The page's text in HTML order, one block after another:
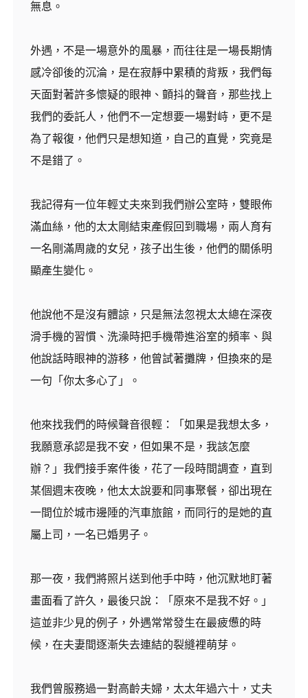
無息。
外遇，不是一場意外的風暴，而往往是一場長期情
感冷卻後的沉淪，是在寂靜中累積的背叛，我們每
天面對著許多懷疑的眼神、顫抖的聲音，那些找上
我們的委託人，他們不一定想要一場對峙，更不是
為了報復，他們只是想知道，自己的直覺，究竟是
不是錯了。
我記得有一位年輕丈夫來到我們辦公室時，雙眼佈
滿血絲，他的太太剛結束產假回到職場，兩人育有
一名剛滿周歲的女兒，孩子出生後，他們的關係明
顯產生變化。
他說他不是沒有體諒，只是無法忽視太太總在深夜
滑手機的習慣、洗澡時把手機帶進浴室的頻率、與
他說話時眼神的游移，他曾試著攤牌，但換來的是
一句「你太多心了」。
他來找我們的時候聲音很輕：「如果是我想太多，
我願意承認是我不安，但如果不是，我該怎麼
辦？」我們接手案件後，花了一段時間調查，直到
某個週末夜晚，他太太說要和同事聚餐，卻出現在
一間位於城市邊陲的汽車旅館，而同行的是她的直
屬上司，一名已婚男子。
那一夜，我們將照片送到他手中時，他沉默地盯著
畫面看了許久，最後只說：「原來不是我不好。」
這並非少見的例子，外遇常常發生在最疲憊的時
候，在夫妻間逐漸失去連結的裂縫裡萌芽。
我們曾服務過一對高齡夫婦，太太年過六十，丈夫